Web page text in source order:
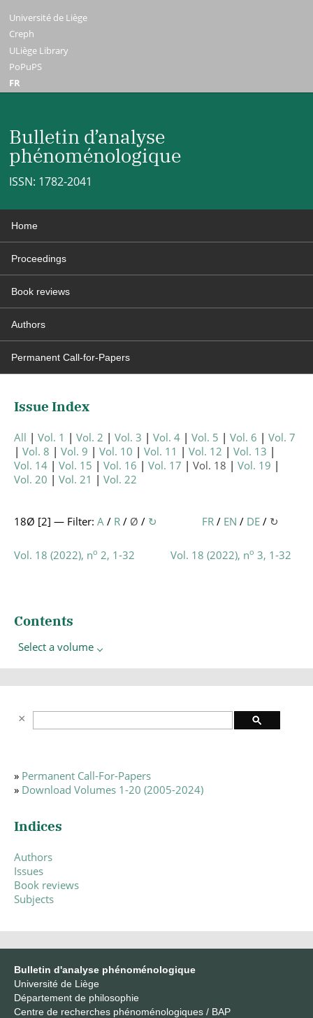
Université de Liège
Creph
ULiège Library
PoPuPS
FR
Bulletin d’analyse
phénoménologique
ISSN: 1782-2041
Home
Proceedings
Book reviews
Authors
Permanent Call-for-Papers
Issue Index
All Vol. 1 Vol. 2 Vol. 3 Vol. 4 Vol. 5 Vol. 6
Vol. 7
Vol. 8
Vol. 9 Vol. 10 Vol. 11 Vol. 12
Vol. 13
Vol. 14
Vol. 15 Vol. 16 Vol. 17 Vol. 18
Vol. 19
Vol. 20
Vol. 21 Vol. 22
18Ø [2] — Filter: A / R / Ø / ↻ FR / EN / DE / ↻
Vol. 18 (2022), no 2, 1-32 Vol. 18 (2022), no 3, 1-32
Contents
Select a volume
» Permanent Call-For-Papers
» Download Volumes 1-20 (2005-2024)
Indices
Authors
Issues
Book reviews
Subjects
Bulletin d'analyse phénoménologique
Université de Liège
Département de philosophie
Centre de recherches phénoménologiques / BAP